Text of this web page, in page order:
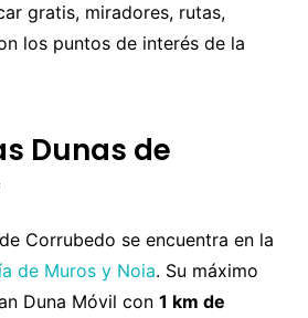
gratis, miradores, rutas,
los puntos de interés de la
Dunas de
Corrubedo se encuentra en la
de Muros y Noia. Su máximo
Duna Móvil con 1 km de